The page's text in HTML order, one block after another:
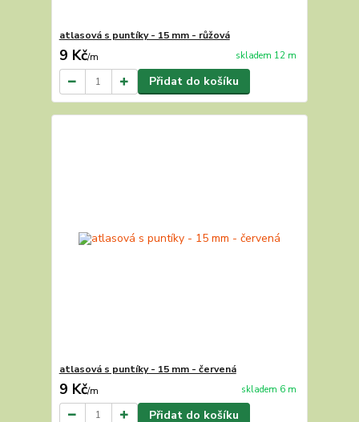
atlasová s puntíky - 15 mm - růžová
9 Kč/m skladem 12 m
Přidat do košíku
atlasová s puntíky - 15 mm - červená
9 Kč/m skladem 6 m
Přidat do košíku